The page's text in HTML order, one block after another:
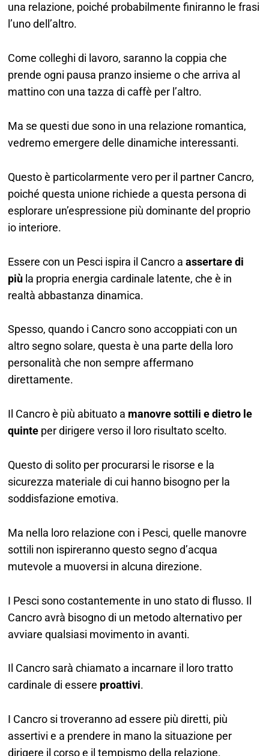
una relazione, poiché probabilmente finiranno le frasi
l’uno dell’altro.
Come colleghi di lavoro, saranno la coppia che
prende ogni pausa pranzo insieme o che arriva al
mattino con una tazza di caffè per l’altro.
Ma se questi due sono in una relazione romantica,
vedremo emergere delle dinamiche interessanti.
Questo è particolarmente vero per il partner Cancro,
poiché questa unione richiede a questa persona di
esplorare un’espressione più dominante del proprio
io interiore.
Essere con un Pesci ispira il Cancro aassertare di
più la propria energia cardinale latente, che è in
realtà abbastanza dinamica.
Spesso, quando i Cancro sono accoppiati con un
altro segno solare, questa è una parte della loro
personalità che non sempre affermano
direttamente.
Il Cancro è più abituato a manovre sottili e dietro le
quinte per dirigere verso il loro risultato scelto.
Questo di solito per procurarsi le risorse e la
sicurezza materiale di cui hanno bisogno per la
soddisfazione emotiva.
Ma nella loro relazione con i Pesci, quelle manovre
sottili non ispireranno questo segno d’acqua
mutevole a muoversi in alcuna direzione.
I Pesci sono costantemente in uno stato di flusso. Il
Cancro avrà bisogno di un metodo alternativo per
avviare qualsiasi movimento in avanti.
Il Cancro sarà chiamato a incarnare il loro tratto
cardinale di essere proattivi.
I Cancro si troveranno ad essere più diretti, più
assertivi e a prendere in mano la situazione per
dirigere il corso e il tempismo della relazione.